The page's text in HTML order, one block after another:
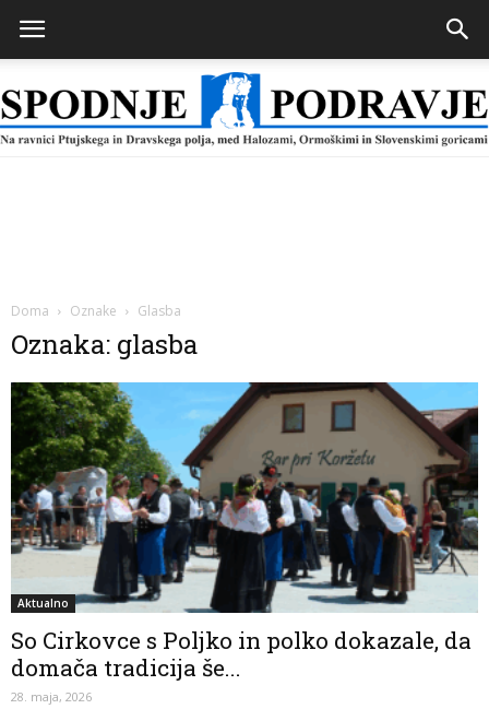
Doma Oznake Glasba
Oznaka: glasba
Aktualno
So Cirkovce s Poljko in polko dokazale, da
domača tradicija še...
28. maja, 2026